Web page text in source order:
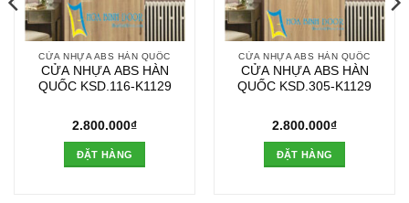
CỬA NHỰA ABS HÀN QUỐC
CỬA NHỰA ABS HÀN
QUỐC KSD.116-K1129
2.800.000₫
ĐẶT HÀNG
CỬA NHỰA ABS HÀN QUỐC
CỬA NHỰA ABS HÀN
QUỐC KSD.305-K1129
2.800.000₫
ĐẶT HÀNG